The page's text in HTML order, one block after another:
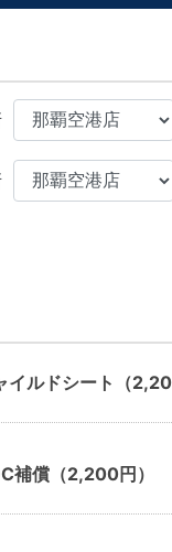
イルドシート（
補償（2,200円）